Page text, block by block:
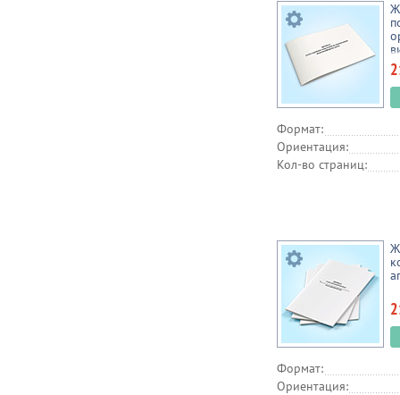
Формат:
Ориентация:
Кол-во страниц:
Формат:
Ориентация: